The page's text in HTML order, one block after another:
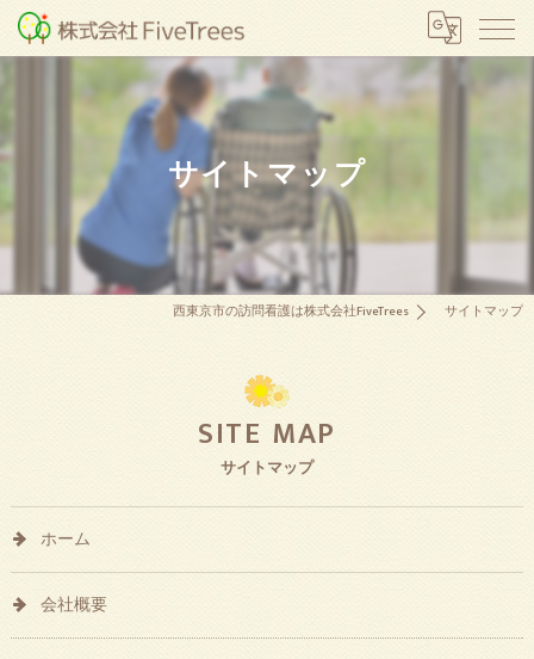
サイトマップ
西東京市の訪問看護は株式会社FiveTrees サイトマップ
サイトマップ
SITE MAP
ホーム
会社概要